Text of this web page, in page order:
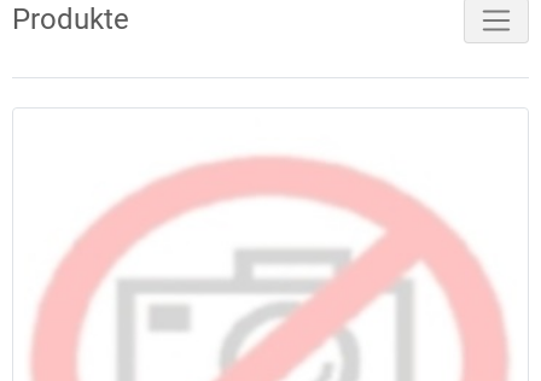
Produkte